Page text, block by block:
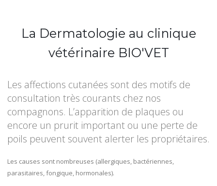
La Dermatologie au clinique
vétérinaire BIO'VET
Les affections cutanées sont des motifs de
consultation très courants chez nos
compagnons. L’apparition de plaques ou
encore un prurit important ou une perte de
poils peuvent souvent alerter les propriétaires.
Les causes sont nombreuses (allergiques, bactériennes,
parasitaires, fongique, hormonales).